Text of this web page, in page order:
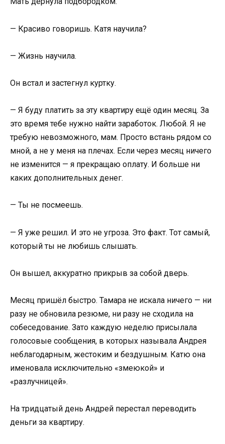
— Красиво говоришь. Катя научила?
— Жизнь научила.
Он встал и застегнул куртку.
— Я буду платить за эту квартиру ещё один месяц. За
это время тебе нужно найти заработок. Любой. Я не
требую невозможного, мам. Просто встань рядом со
мной, а не у меня на плечах. Если через месяц ничего
не изменится — я прекращаю оплату. И больше ни
каких дополнительных денег.
— Ты не посмеешь.
— Я уже решил. И это не угроза. Это факт. Тот самый,
который ты не любишь слышать.
Он вышел, аккуратно прикрыв за собой дверь.
Месяц пришёл быстро. Тамара не искала ничего — ни
разу не обновила резюме, ни разу не сходила на
собеседование. Зато каждую неделю присылала
голосовые сообщения, в которых называла Андрея
неблагодарным, жестоким и бездушным. Катю она
именовала исключительно «змеюкой» и
«разлучницей».
На тридцатый день Андрей перестал переводить
деньги за квартиру.